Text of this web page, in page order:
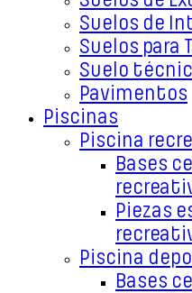
Suelos de
Suelos para
Suelo
Pavimentos
Piscinas
Piscina
Bases
Piezas
Piscina
Bases